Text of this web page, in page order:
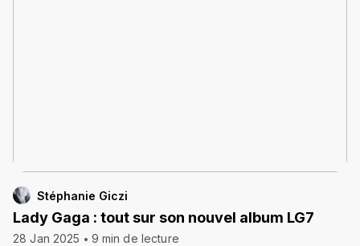
Stéphanie Giczi
Lady Gaga : tout sur son nouvel album LG7
28 Jan 2025 9 min de lecture